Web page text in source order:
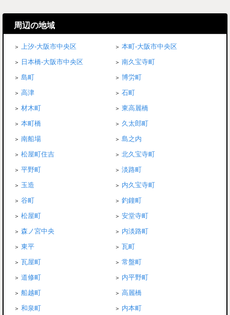
周辺の地域
上汐-大阪市中央区
本町-大阪市中央区
日本橋-大阪市中央区
南久宝寺町
島町
博労町
高津
石町
材木町
東高麗橋
本町橋
久太郎町
南船場
島之内
松屋町住吉
北久宝寺町
平野町
淡路町
玉造
内久宝寺町
谷町
釣鐘町
松屋町
安堂寺町
森ノ宮中央
内淡路町
東平
瓦町
瓦屋町
常盤町
道修町
内平野町
船越町
高麗橋
和泉町
内本町